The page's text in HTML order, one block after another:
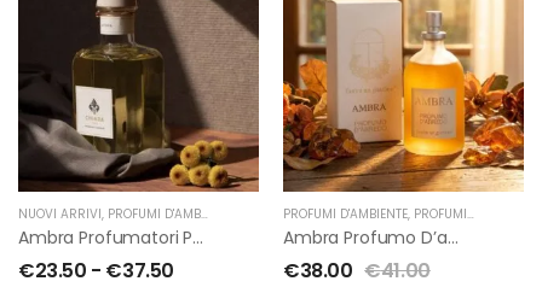
NUOVI ARRIVI, PROFUMI D'AMBIENTE PROFUMATORI A BASTONCINI ,CHIARA FIRENZE
Ambra Profumatori Per Ambiente A Bastoncini Di Chiara Firenze
€23.50 - €37.50
PROFUMI D'AMBIENTE, PROFUMI D'AMBIENTE FIORIRA' UN GIARDINO
Ambra Profumo D’ambiente Di Fiorirà Un Giardino
€38.00 €41.00